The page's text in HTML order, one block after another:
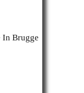
In Brugge